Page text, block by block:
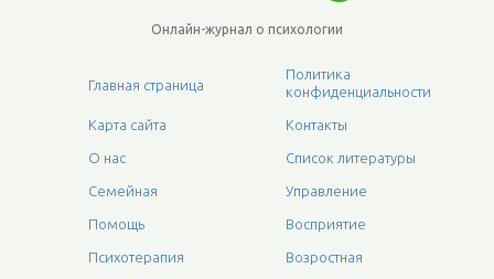
Онлайн-журнал о психологии
Главная страница
Политика
конфиденциальности
Карта сайта Контакты
О нас Список литературы
Семейная Управление
Помощь Восприятие
Психотерапия Возростная